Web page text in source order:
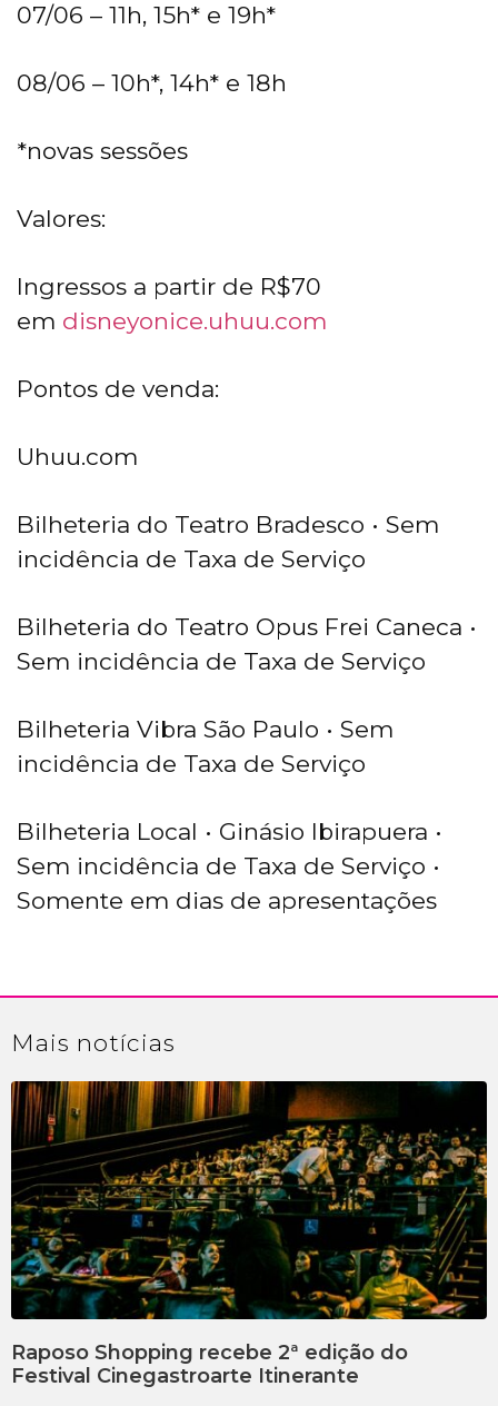
07/06 – 11h, 15h* e 19h*
08/06 – 10h*, 14h* e 18h
*novas sessões
Valores:
Ingressos a partir de R$70
em disneyonice.uhuu.com
Pontos de venda:
Uhuu.com
Bilheteria do Teatro Bradesco • Sem
incidência de Taxa de Serviço
Bilheteria do Teatro Opus Frei Caneca •
Sem incidência de Taxa de Serviço
Bilheteria Vibra São Paulo • Sem
incidência de Taxa de Serviço
Bilheteria Local • Ginásio Ibirapuera •
Sem incidência de Taxa de Serviço •
Somente em dias de apresentações
Mais notícias
Raposo Shopping recebe 2ª edição do
Festival Cinegastroarte Itinerante